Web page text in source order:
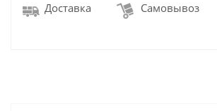
Доставка Самовывоз